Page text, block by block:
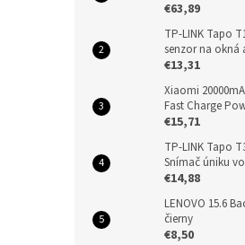
€63,89
TP-LINK Tapo
senzor na okná
€13,31
Xiaomi
Fast Charge
€15,71
TP-LINK Tapo
Snímač úniku
€14,88
LENOVO 15.6
čierny
€8,50